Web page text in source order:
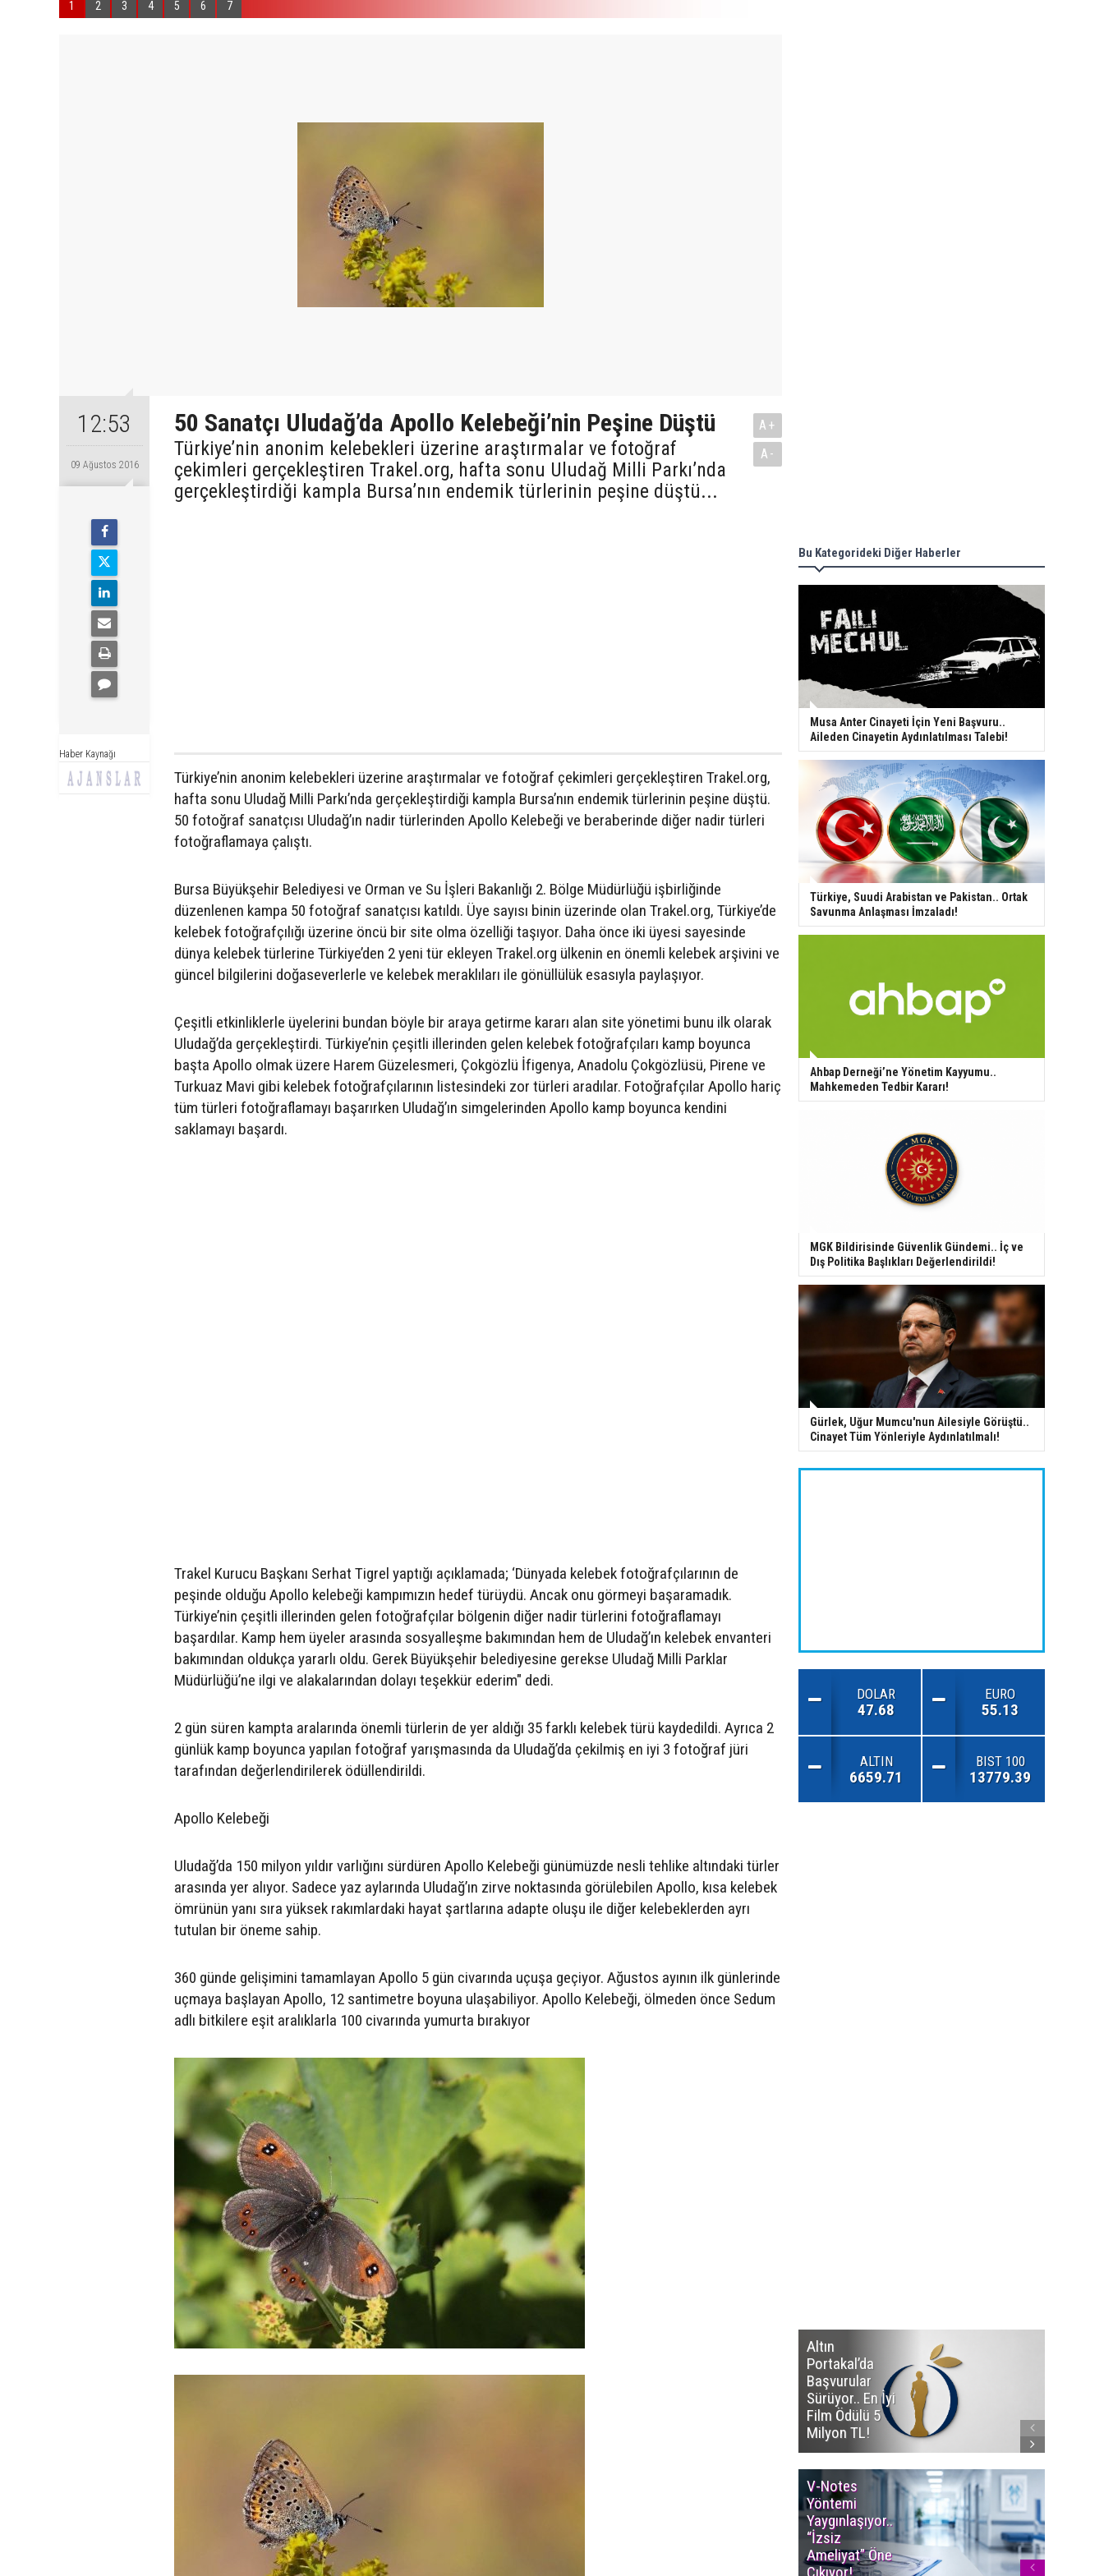
1 2 3 4 5 6 7
12:53
09 Ağustos 2016
Haber Kaynağı
50 Sanatçı Uludağ’da Apollo Kelebeği’nin Peşine Düştü
Türkiye’nin anonim kelebekleri üzerine araştırmalar ve fotoğraf
çekimleri gerçekleştiren Trakel.org, hafta sonu Uludağ Milli Parkı’nda
gerçekleştirdiği kampla Bursa’nın endemik türlerinin peşine düştü...
A+
A-
Türkiye’nin anonim kelebekleri üzerine araştırmalar ve fotoğraf çekimleri gerçekleştiren Trakel.org,
hafta sonu Uludağ Milli Parkı’nda gerçekleştirdiği kampla Bursa’nın endemik türlerinin peşine düştü.
50 fotoğraf sanatçısı Uludağ’ın nadir türlerinden Apollo Kelebeği ve beraberinde diğer nadir türleri
fotoğraflamaya çalıştı.
Bursa Büyükşehir Belediyesi ve Orman ve Su İşleri Bakanlığı 2. Bölge Müdürlüğü işbirliğinde
düzenlenen kampa 50 fotoğraf sanatçısı katıldı. Üye sayısı binin üzerinde olan Trakel.org, Türkiye’de
kelebek fotoğrafçılığı üzerine öncü bir site olma özelliği taşıyor. Daha önce iki üyesi sayesinde
dünya kelebek türlerine Türkiye’den 2 yeni tür ekleyen Trakel.org ülkenin en önemli kelebek arşivini ve
güncel bilgilerini doğaseverlerle ve kelebek meraklıları ile gönüllülük esasıyla paylaşıyor.
Çeşitli etkinliklerle üyelerini bundan böyle bir araya getirme kararı alan site yönetimi bunu ilk olarak
Uludağ’da gerçekleştirdi. Türkiye’nin çeşitli illerinden gelen kelebek fotoğrafçıları kamp boyunca
başta Apollo olmak üzere Harem Güzelesmeri, Çokgözlü İfigenya, Anadolu Çokgözlüsü, Pirene ve
Turkuaz Mavi gibi kelebek fotoğrafçılarının listesindeki zor türleri aradılar. Fotoğrafçılar Apollo hariç
tüm türleri fotoğraflamayı başarırken Uludağ’ın simgelerinden Apollo kamp boyunca kendini
saklamayı başardı.
Trakel Kurucu Başkanı Serhat Tigrel yaptığı açıklamada; ‘Dünyada kelebek fotoğrafçılarının de
peşinde olduğu Apollo kelebeği kampımızın hedef türüydü. Ancak onu görmeyi başaramadık.
Türkiye’nin çeşitli illerinden gelen fotoğrafçılar bölgenin diğer nadir türlerini fotoğraflamayı
başardılar. Kamp hem üyeler arasında sosyalleşme bakımından hem de Uludağ’ın kelebek envanteri
bakımından oldukça yararlı oldu. Gerek Büyükşehir belediyesine gerekse Uludağ Milli Parklar
Müdürlüğü’ne ilgi ve alakalarından dolayı teşekkür ederim" dedi.
2 gün süren kampta aralarında önemli türlerin de yer aldığı 35 farklı kelebek türü kaydedildi. Ayrıca 2
günlük kamp boyunca yapılan fotoğraf yarışmasında da Uludağ’da çekilmiş en iyi 3 fotoğraf jüri
tarafından değerlendirilerek ödüllendirildi.
Apollo Kelebeği
Uludağ’da 150 milyon yıldır varlığını sürdüren Apollo Kelebeği günümüzde nesli tehlike altındaki türler
arasında yer alıyor. Sadece yaz aylarında Uludağ’ın zirve noktasında görülebilen Apollo, kısa kelebek
ömrünün yanı sıra yüksek rakımlardaki hayat şartlarına adapte oluşu ile diğer kelebeklerden ayrı
tutulan bir öneme sahip.
360 günde gelişimini tamamlayan Apollo 5 gün civarında uçuşa geçiyor. Ağustos ayının ilk günlerinde
uçmaya başlayan Apollo, 12 santimetre boyuna ulaşabiliyor. Apollo Kelebeği, ölmeden önce Sedum
adlı bitkilere eşit aralıklarla 100 civarında yumurta bırakıyor
Bu Kategorideki Diğer Haberler
Musa Anter Cinayeti İçin Yeni Başvuru..
Aileden Cinayetin Aydınlatılması Talebi!
Türkiye, Suudi Arabistan ve Pakistan.. Ortak
Savunma Anlaşması İmzaladı!
Ahbap Derneği’ne Yönetim Kayyumu..
Mahkemeden Tedbir Kararı!
MGK Bildirisinde Güvenlik Gündemi.. İç ve
Dış Politika Başlıkları Değerlendirildi!
Gürlek, Uğur Mumcu'nun Ailesiyle Görüştü..
Cinayet Tüm Yönleriyle Aydınlatılmalı!
DOLAR
47.68
EURO
55.13
ALTIN
6659.71
BIST 100
13779.39
Altın
Portakal’da
Başvurular
Sürüyor.. En İyi
Film Ödülü 5
Milyon TL!
V-Notes
Yöntemi
Yaygınlaşıyor..
“İzsiz
Ameliyat” Öne